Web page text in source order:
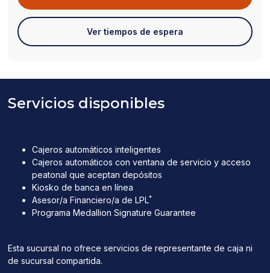
en
una
nueva
ventana)
Ver tiempos de espera
en
ventana)
Servicios disponibles
Cajeros automáticos inteligentes
Cajeros automáticos con ventana de servicio y acceso
peatonal que aceptan depósitos
Kiosko de banca en línea
Asesor/a Financiero/a de LPL*
Programa Medallion Signature Guarantee
Esta sucursal no ofrece servicios de representante de caja ni
de sucursal compartida.